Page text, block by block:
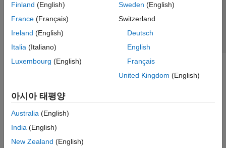
Finland (English)
France (Français)
Ireland (English)
Italia (Italiano)
Luxembourg (English)
Sweden (English)
Switzerland
Deutsch
English
Français
United Kingdom (English)
아시아 태평양
Australia (English)
India (English)
New Zealand (English)